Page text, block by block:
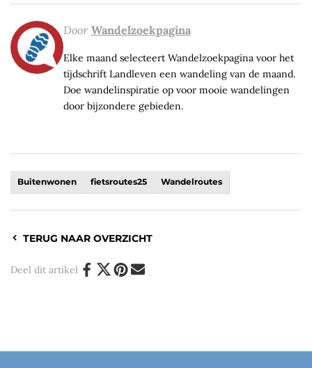
Door Wandelzoekpagina
Elke maand selecteert Wandelzoekpagina voor het
tijdschrift Landleven een wandeling van de maand.
Doe wandelinspiratie op voor mooie wandelingen
door bijzondere gebieden.
Buitenwonen fietsroutes25 Wandelroutes
TERUG NAAR OVERZICHT
Deel dit artikel